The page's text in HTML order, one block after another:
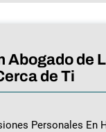
Abogado de
de Ti
Personales En